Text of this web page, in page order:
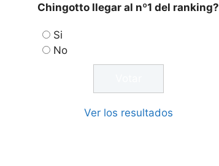
Chingotto llegar al nº1 del ranking?
Si
No
Ver los resultados